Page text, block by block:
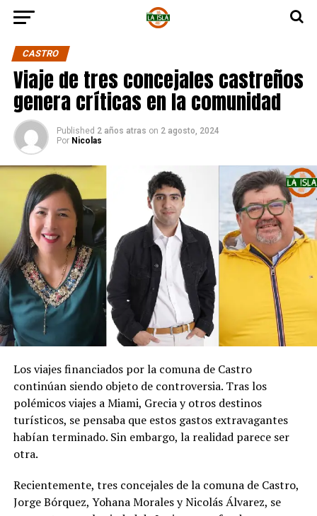
CASTRO
Viaje de tres concejales castreños
genera críticas en la comunidad
Published 2 años atras on 2 agosto, 2024
Por Nicolas
Los viajes financiados por la comuna de Castro
continúan siendo objeto de controversia. Tras los
polémicos viajes a Miami, Grecia y otros destinos
turísticos, se pensaba que estos gastos extravagantes
habían terminado. Sin embargo, la realidad parece ser
otra.
Recientemente, tres concejales de la comuna de Castro,
Jorge Bórquez, Yohana Morales y Nicolás Álvarez, se